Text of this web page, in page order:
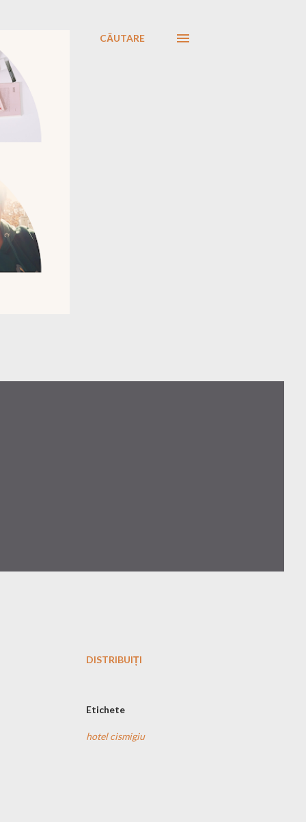
CĂUTARE
DISTRIBUIȚI
Etichete
hotel cismigiu